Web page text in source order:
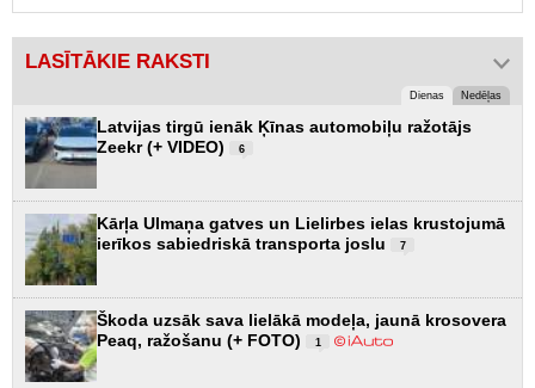
LASĪTĀKIE RAKSTI
Dienas Nedēļas
Latvijas tirgū ienāk Ķīnas automobiļu ražotājs
Zeekr (+ VIDEO)
6
Kārļa Ulmaņa gatves un Lielirbes ielas krustojumā
ierīkos sabiedriskā transporta joslu
7
Škoda uzsāk sava lielākā modeļa, jaunā krosovera
Peaq, ražošanu (+ FOTO)
1